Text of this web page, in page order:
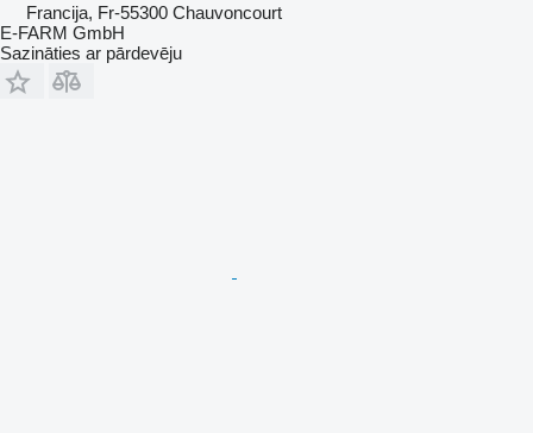
Francija, Fr-55300 Chauvoncourt
E-FARM GmbH
Sazināties ar pārdevēju